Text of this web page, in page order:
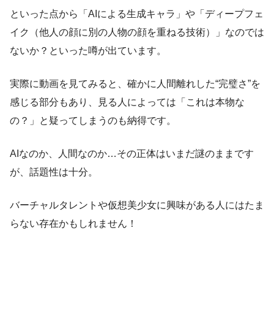
といった点から「AIによる生成キャラ」や「ディープフェ
イク（他人の顔に別の人物の顔を重ねる技術）」なのでは
ないか？といった噂が出ています。
実際に動画を見てみると、確かに人間離れした“完璧さ”を
感じる部分もあり、見る人によっては「これは本物な
の？」と疑ってしまうのも納得です。
AIなのか、人間なのか…その正体はいまだ謎のままです
が、話題性は十分。
バーチャルタレントや仮想美少女に興味がある人にはたま
らない存在かもしれません！